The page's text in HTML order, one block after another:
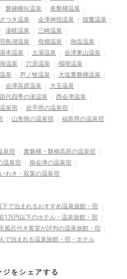
磐梯横向温泉
表磐梯温泉
つき温泉 会津神指温泉
猫魔温泉
湯岐温泉
三崎温泉
羽鳥湖温泉 母畑温泉
熱塩温泉
本温泉 土湯温泉
会津東山温泉
温泉 穴原温泉
猫啼温泉
泉 芦ノ牧温泉
大塩裏磐梯温泉
会津高原温泉
大玉温泉
代四季の湯温泉
西会津温泉
泉宿
岩手県の温泉宿
山形県の温泉宿 福島県の温泉宿
泉宿
裏磐梯・磐梯高原の温泉宿
温泉宿
南会津の温泉宿
いわき・双葉の温泉宿
で泊まれるおすすめ温泉旅館・宿
1万円以下のホテル・温泉旅館・宿
風呂付き客室が評判の温泉旅館・宿
で泊まれる温泉旅館・宿・ホテル
ジをシェアする